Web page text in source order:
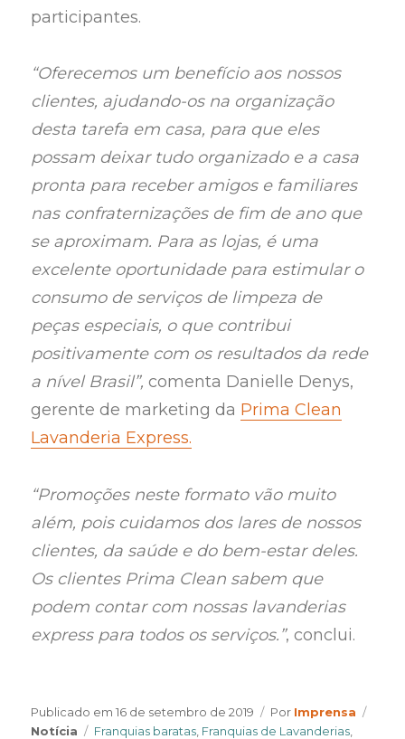
participantes.
“Oferecemos um benefício aos nossos
clientes, ajudando-os na organização
desta tarefa em casa, para que eles
possam deixar tudo organizado e a casa
pronta para receber amigos e familiares
nas confraternizações de fim de ano que
se aproximam. Para as lojas, é uma
excelente oportunidade para estimular o
consumo de serviços de limpeza de
peças especiais, o que contribui
positivamente com os resultados da rede
a nível Brasil”, comenta Danielle Denys,
gerente de marketing da Prima Clean
Lavanderia Express.
“Promoções neste formato vão muito
além, pois cuidamos dos lares de nossos
clientes, da saúde e do bem-estar deles.
Os clientes Prima Clean sabem que
podem contar com nossas lavanderias
express para todos os serviços.”, conclui.
Publicado em16 de setembro de 2019 Por Author
Imprensa
Notícia
Tags
Franquias baratas Franquias de Lavanderias